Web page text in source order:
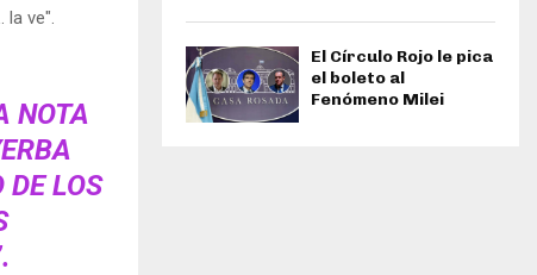
ve".
NOTA
LOS
El Círculo Rojo le pica
el boleto al
Fenómeno Milei